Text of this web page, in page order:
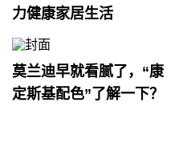
力健康家居生活
莫兰迪早就看腻了，“康
定斯基配色”了解一下？